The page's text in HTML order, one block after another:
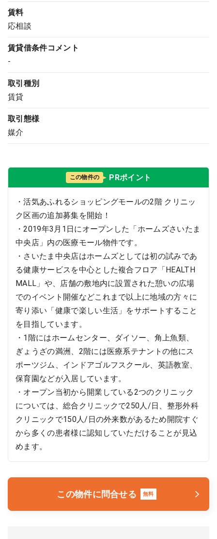
賃料
応相談
賃貸借条件コメント
-
取引種別
賃貸
取引態様
媒介
この物件の PRポイント
・活気あふれるショッピングモールの2階 クリニッ
ク区画の追加募集を開始！
・2019年3月1日にオープンした「ホームズさいたま
中央店」内の医療モール物件です。
・さいたま中央店はホームズとしては初の試みであ
る健康サービスを中心とした複合フロア「HEALTH
MALL」や、店舗の敷地内に設置された憩いの広場
でのイベント開催などこれまで以上に地域の方々に
寄り添い「健康で楽しい生活」をサポートすること
を目指しています。
・1階にはホームセンター、ダイソー、角上魚類、
ぎょうざの満洲、2階には医療系テナントの他にス
ポーツジム、インドアゴルフスクール、英語教室、
保育園などが入居しています。
・オープン当初から開業している2つのクリニック
については、総合クリニックで250人/日、整形外科
クリニックで150人/日の外来数があるため開院すぐ
から多くの患者様に認知していただけることが見込
めます。
この物件に問合せる 無料